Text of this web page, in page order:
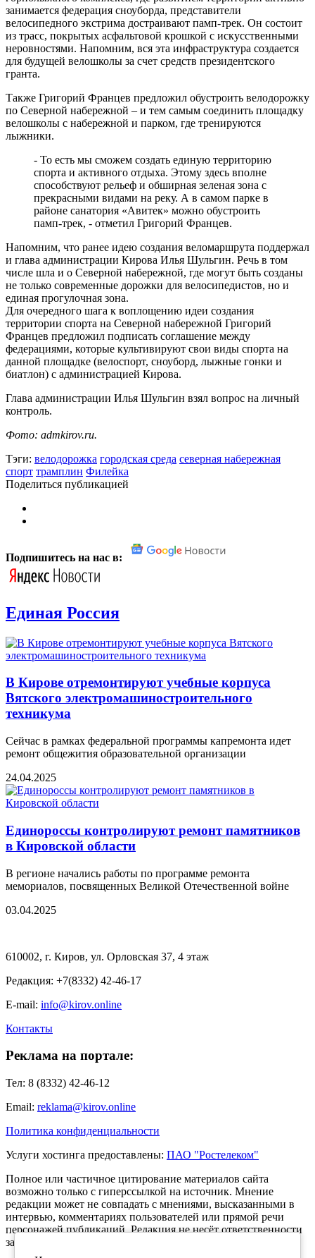
занимается федерация сноуборда, представители
велосипедного экстрима достраивают памп-трек. Он состоит
из трасс, покрытых асфальтовой крошкой с искусственными
неровностями. Напомним, вся эта инфраструктура создается
для будущей велошколы за счет средств президентского
гранта.
Также Григорий Францев предложил обустроить велодорожку
по Северной набережной – и тем самым соединить площадку
велошколы с набережной и парком, где тренируются
лыжники.
- То есть мы сможем создать единую территорию
спорта и активного отдыха. Этому здесь вполне
способствуют рельеф и обширная зеленая зона с
прекрасными видами на реку. А в самом парке в
районе санатория «Авитек» можно обустроить
памп-трек, - отметил Григорий Францев.
Напомним, что ранее идею создания веломаршрута поддержал
и глава администрации Кирова Илья Шульгин. Речь в том
числе шла и о Северной набережной, где могут быть созданы
не только современные дорожки для велосипедистов, но и
единая прогулочная зона.
Для очередного шага к воплощению идеи создания
территории спорта на Северной набережной Григорий
Францев предложил подписать соглашение между
федерациями, которые культивируют свои виды спорта на
данной площадке (велоспорт, сноуборд, лыжные гонки и
биатлон) с администрацией Кирова.
Глава администрации Илья Шульгин взял вопрос на личный
контроль.
Фото: admkirov.ru.
Тэги: велодорожка городская среда северная набережная
спорт трамплин Филейка
Поделиться публикацией
Подпишитесь на нас в:
Единая Россия
В Кирове отремонтируют учебные корпуса
Вятского электромашиностроительного
техникума
Сейчас в рамках федеральной программы капремонта идет
ремонт общежития образовательной организации
24.04.2025
Единороссы контролируют ремонт памятников
в Кировской области
В регионе начались работы по программе ремонта
мемориалов, посвященных Великой Отечественной войне
03.04.2025
610002, г. Киров, ул. Орловская 37, 4 этаж
Редакция: +7(8332) 42-46-17
E-mail: info@kirov.online
Контакты
Реклама на портале:
Тел: 8 (8332) 42-46-12
Email: reklama@kirov.online
Политика конфиденциальности
Услуги хостинга предоставлены: ПАО "Ростелеком"
Полное или частичное цитирование материалов сайта
возможно только с гиперссылкой на источник. Мнение
редакции может не совпадать с мнениями, высказанными в
интервью, комментариях пользователей или прямой речи
персонажей публикаций. Редакция не несёт ответственности
за текст комментариев читателей.